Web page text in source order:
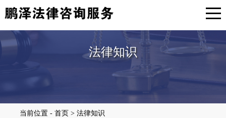
法律知识
当前位置 - 首页 > 法律知识